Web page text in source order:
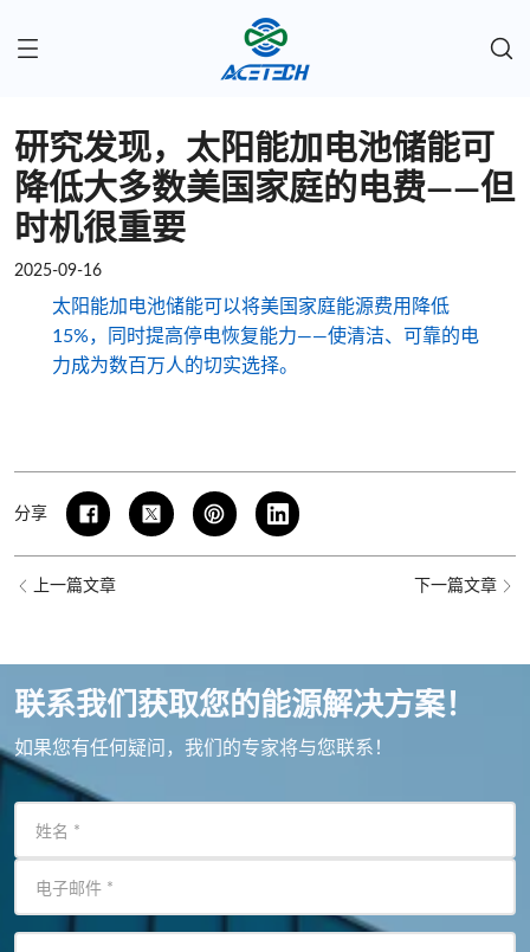
研究发现，太阳能加电池储能可
降低大多数美国家庭的电费——但
时机很重要
2025-09-16
太阳能加电池储能可以将美国家庭能源费用降低
15%，同时提高停电恢复能力——使清洁、可靠的电
力成为数百万人的切实选择。
分享
上一篇文章 下一篇文章
联系我们获取您的能源解决方案！
如果您有任何疑问，我们的专家将与您联系！
姓名 *
电子邮件 *